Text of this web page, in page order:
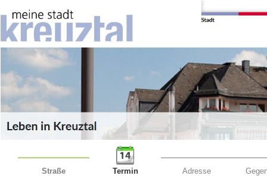
Straße Termin Adresse